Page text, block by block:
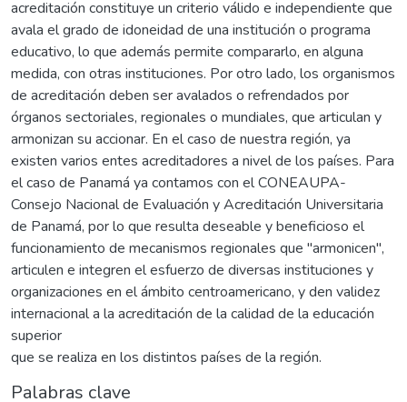
acreditación constituye un criterio válido e independiente que
avala el grado de idoneidad de una institución o programa
educativo, lo que además permite compararlo, en alguna
medida, con otras instituciones. Por otro lado, los organis­mos
de acreditación deben ser avalados o refrendados por
órganos sectoriales, regionales o mun­diales, que articulan y
armonizan su accionar. En el caso de nuestra región, ya
existen varios entes acreditadores a nivel de los países. Para
el caso de Panamá ya contamos con el CONEAUPA-
Consejo Nacional de Evaluación y Acreditación Universitaria
de Panamá, por lo que resulta deseable y beneficioso el
funcionamiento de mecanismos regionales que "armonicen",
articulen e integren el esfuerzo de diversas instituciones y
organizaciones en el ámbito centroamericano, y den validez
internacional a la acreditación de la calidad de la educación
superior
que se realiza en los distintos países de la región.
Palabras clave